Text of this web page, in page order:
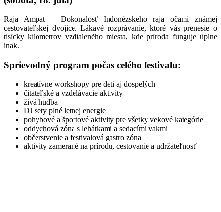
Raja Ampat – Dokonalosť Indonézskeho raja očami známej
cestovateľskej dvojice. Lákavé rozprávanie, ktoré vás prenesie o
tisícky kilometrov vzdialeného miesta, kde príroda funguje úplne
inak.
Sprievodný program počas celého festivalu:
kreatívne workshopy pre deti aj dospelých
čitateľské a vzdelávacie aktivity
živá hudba
DJ sety plné letnej energie
pohybové a športové aktivity pre všetky vekové kategórie
oddychová zóna s lehátkami a sedacími vakmi
občerstvenie a festivalová gastro zóna
aktivity zamerané na prírodu, cestovanie a udržateľnosť